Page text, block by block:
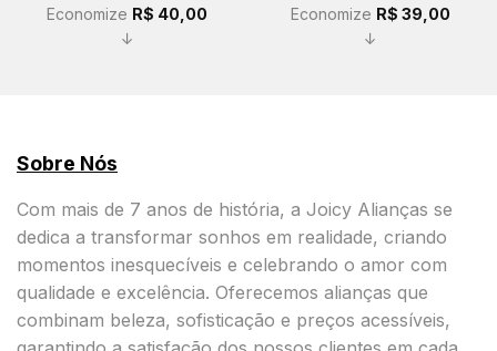
Economize R$ 40,00
↓
Economize R$ 39,00
↓
Sobre Nós
Com mais de 7 anos de história, a Joicy Alianças se
dedica a transformar sonhos em realidade, criando
momentos inesquecíveis e celebrando o amor com
qualidade e excelência. Oferecemos alianças que
combinam beleza, sofisticação e preços acessíveis,